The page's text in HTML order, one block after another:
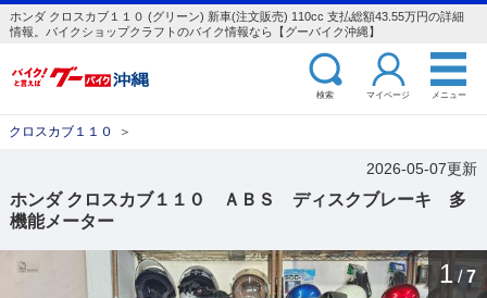
ホンダ クロスカブ１１０ (グリーン) 新車(注文販売) 110cc 支払総額43.55万円の詳細
情報。バイクショップクラフトのバイク情報なら【グーバイク沖縄】
検索 マイページ メニュー
クロスカブ１１０ ＞
2026-05-07更新
ホンダ クロスカブ１１０ ＡＢＳ ディスクブレーキ 多
機能メーター
1 / 7